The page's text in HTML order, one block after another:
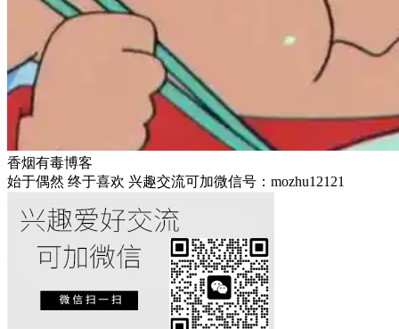
香烟有毒博客
始于偶然 终于喜欢 兴趣交流可加微信号：mozhu12121